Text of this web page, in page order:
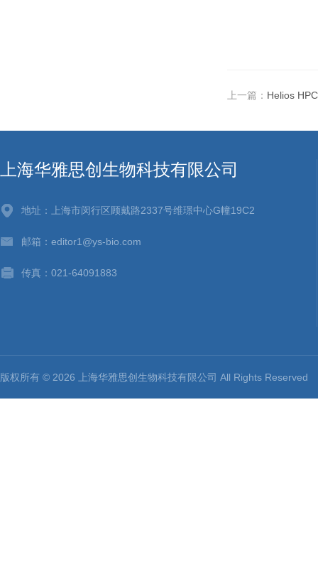
上一篇： Helios
上海华雅思创生物科技有限公司
地址：上海市闵行区顾戴路2337号维璟中心G幢19C2
邮箱：editor1@ys-bio.com
传真：021-64091883
版权所有 © 2026 上海华雅思创生物科技有限公司 All Rights